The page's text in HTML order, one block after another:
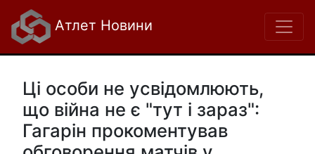
Атлет Новини
Ці особи не усвідомлюють,
що війна не є "тут і зараз":
Гагарін прокоментував